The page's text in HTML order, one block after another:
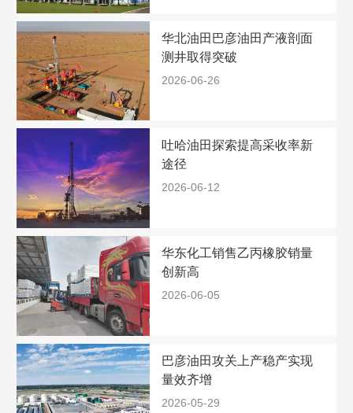
华北油田巴彦油田产液剖面
测井取得突破
2026-06-26
吐哈油田探索提高采收率新
途径
2026-06-12
华东化工销售乙丙橡胶销量
创新高
2026-06-05
巴彦油田攻关上产稳产实现
量效齐增
2026-05-29